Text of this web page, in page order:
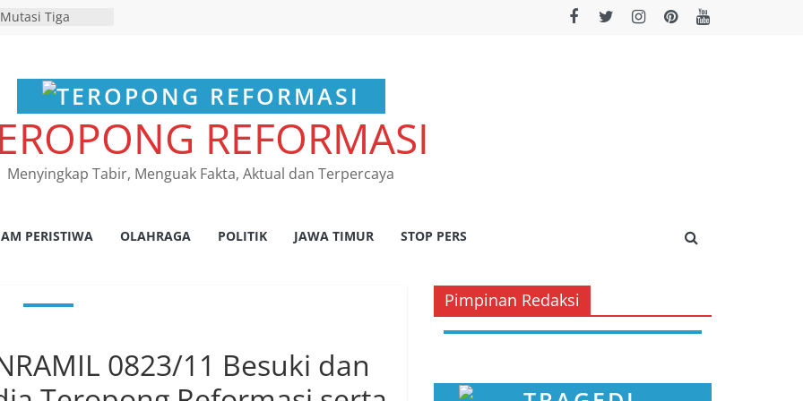
Tiga
NGANJUK
TINDAK
FKLL
TERKAIT
Laka Lantas
Jawa Timur
REFORMASI
Menyingkap Tabir, Menguak Fakta, Aktual dan Terpercaya
PERISTIWA OLAHRAGA POLITIK JAWA TIMUR STOP PERS
0823/11 Besuki dan
Pimpinan Redaksi